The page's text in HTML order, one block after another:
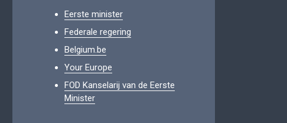
Eerste minister
Federale regering
Belgium.be
Your Europe
FOD Kanselarij van de Eerste
Minister